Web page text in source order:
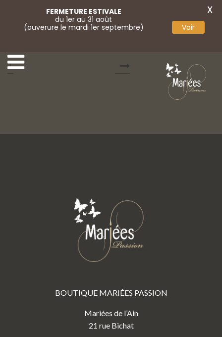
1
BOUTIQUE MARIÉES PASSION
Mariées de l’Ain
21 rue Bichat
FERMETURE ESTIVALE
du 1er au 31 août
(ouverure le mardi 1er septembre)
Voir
X